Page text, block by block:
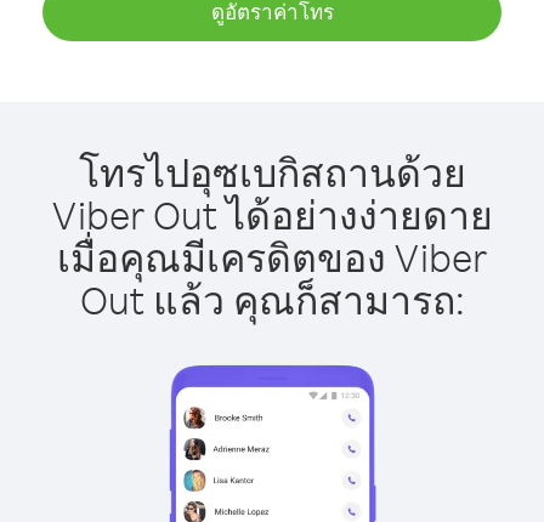
ดูอัตราค่าโทร
โทรไปอุซเบกิสถานด้วย
Viber Out ได้อย่างง่ายดาย
เมื่อคุณมีเครดิตของ Viber
Out แล้ว คุณก็สามารถ: